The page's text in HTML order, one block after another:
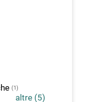
(1)
altre (5)